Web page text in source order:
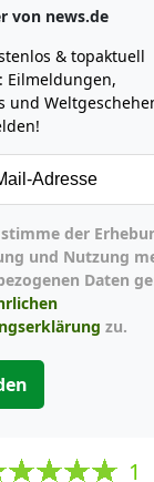
von news.de
& topaktuell
Eilmeldungen,
und
und Nutzung
Daten
zu.
1